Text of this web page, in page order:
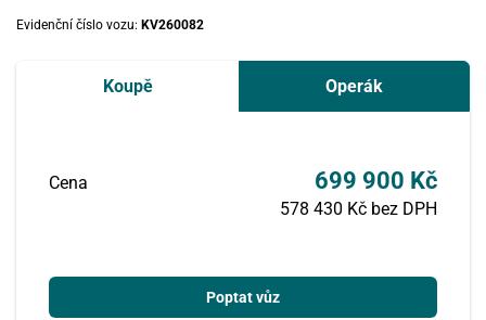
Evidenční číslo vozu: KV260082
Koupě Operák
Cena 699 900 Kč
578 430 Kč bez DPH
Poptat vůz